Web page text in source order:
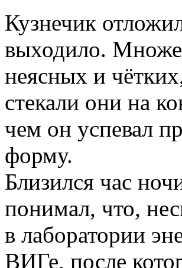
Кузнечик
выходило.
неясных и
стекали они на
чем он успевал
форму.
Близился час
понимал, что,
в лаборатории
ВИГе, после